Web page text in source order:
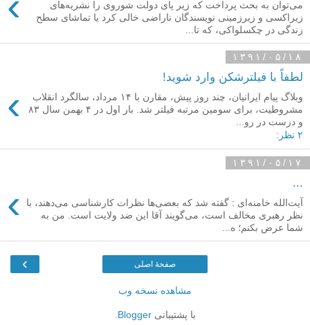
می‌توان به بحث پرداخت که زیر پای دولت شوروی را نشریه‌های
زیراکسی و زیرزمینی نویسندگان ناراضی خالی کرد یا تماشای سطح
زندگی در چکسلواکی، که تا...
۱۳۹۱/۰۵/۱۸
لطفاً با فیلترشکن وارد شوید!
›
وبلاگ پیام ایرانیان، چند روز پیش، مقارن با ۱۴ مرداد، سالگرد انقلاب
مشروطیت، برای سومین مرتبه فیلتر شد. بار اول در ۴ بهمن سال ۸۳
و درست در رو...
۲ نظر:
۱۳۹۱/۰۵/۱۷
...
›
آیت‌الله خامنه‌ای : گفته شد كه بعضى‌ها نظرات كارشناسى می‌دهند، با
نظر رهبرى مخالف است، می‌گویند آقا این ضد ولایت است. من به
شما عرض بكنم؛ ه...
› صفحهٔ اصلی
مشاهده نسخه وب
با پشتیبانیBlogger